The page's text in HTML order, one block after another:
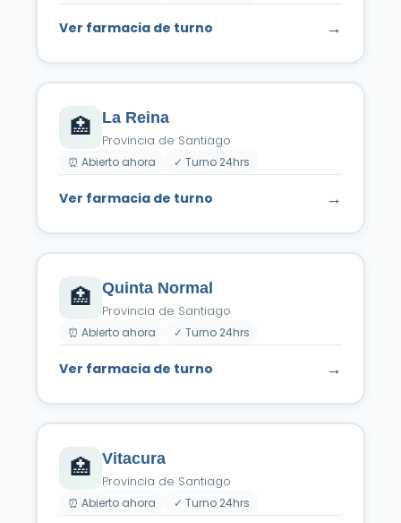
Ver farmacia de turno →
🏥 La Reina
Provincia de Santiago
⏰ Abierto ahora ✓ Turno 24hrs
Ver farmacia de turno →
🏥 Quinta Normal
Provincia de Santiago
⏰ Abierto ahora ✓ Turno 24hrs
Ver farmacia de turno →
🏥 Vitacura
Provincia de Santiago
⏰ Abierto ahora ✓ Turno 24hrs